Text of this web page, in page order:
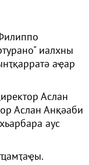
иалхны
аҿар
Аслан
Аслан Анқәаби
аус